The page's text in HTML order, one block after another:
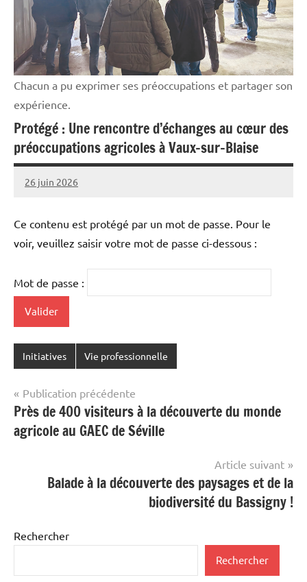
Chacun a pu exprimer ses préoccupations et partager son
expérience.
Protégé : Une rencontre d’échanges au cœur des
préoccupations agricoles à Vaux-sur-Blaise
26 juin 2026
L'Avenir
et
Rural
Ce contenu est protégé par un mot de passe. Pour le
voir, veuillez saisir votre mot de passe ci-dessous :
Mot de passe :
Initiatives Vie professionnelle
Navigation
de
l’article
Publication précédente
Près de 400 visiteurs à la découverte du monde
agricole au GAEC de Séville
Article suivant
Balade à la découverte des paysages et de la
biodiversité du Bassigny !
Rechercher
Rechercher